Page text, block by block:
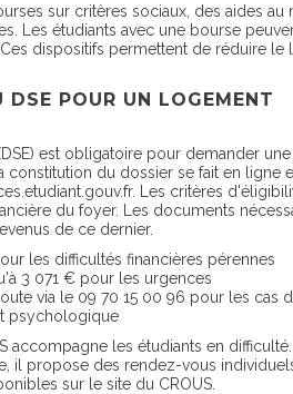
sur critères sociaux, des aides au
Les étudiants avec une bourse
dispositifs permettent de réduire le
POUR UN LOGEMENT
est obligatoire pour demander
constitution du dossier se fait en ligne
Les critères
du foyer. Les documents
de ce dernier.
les difficultés financières pérennes
3 071 € pour les urgences
via le 09 70 15 00 96 pour les cas
accompagne les étudiants en
il propose des rendez-vous
sur le site du CROUS.